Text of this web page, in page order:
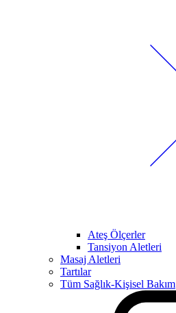
Ateş Ölçerler
Tansiyon Aletleri
Masaj Aletleri
Tartılar
Tüm Sağlık-Kişisel Bakım